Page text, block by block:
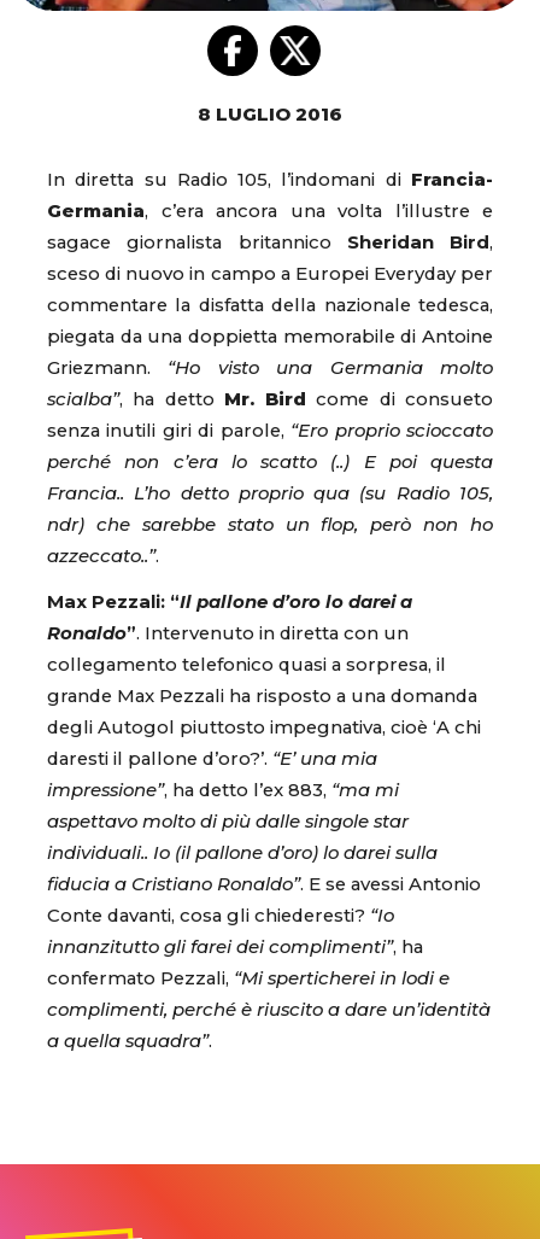
8 LUGLIO 2016
In diretta su Radio 105, l’indomani di Francia-
Germania, c’era ancora una volta l’illustre e
sagace giornalista britannico Sheridan Bird,
sceso di nuovo in campo a Europei Everyday per
commentare la disfatta della nazionale tedesca,
piegata da una doppietta memorabile di Antoine
Griezmann. “Ho visto una Germania molto
scialba”, ha detto Mr. Bird
come di consueto
senza inutili giri di parole, “Ero proprio scioccato
perché non c’era lo scatto (..) E poi questa
Francia.. L’ho detto proprio qua (su Radio 105,
ndr) che sarebbe stato un flop, però non ho
azzeccato..”.
Max Pezzali: “Il pallone d’oro lo darei a
Ronaldo”. Intervenuto in diretta con un
collegamento telefonico quasi a sorpresa, il
grande Max Pezzali ha risposto a una domanda
degli Autogol piuttosto impegnativa, cioè ‘A chi
daresti il pallone d’oro?’. “E’ una mia
impressione”, ha detto l’ex 883, “ma mi
aspettavo molto di più dalle singole star
individuali.. Io (il pallone d’oro) lo darei sulla
fiducia a Cristiano Ronaldo”. E se avessi Antonio
Conte davanti, cosa gli chiederesti? “Io
innanzitutto gli farei dei complimenti”, ha
confermato Pezzali, “Mi sperticherei in lodi e
complimenti, perché è riuscito a dare un’identità
a quella squadra”.